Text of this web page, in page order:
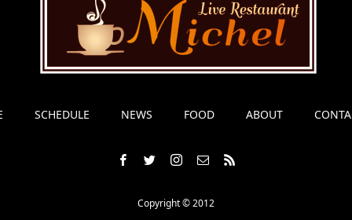
SCHEDULE NEWS FOOD ABOUT
Copyright © 2012